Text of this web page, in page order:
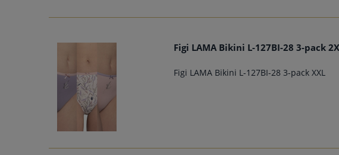
Figi LAMA Bikini L-127BI-28 3-pack
Figi LAMA Bikini L-127BI-28 3-pack XXL